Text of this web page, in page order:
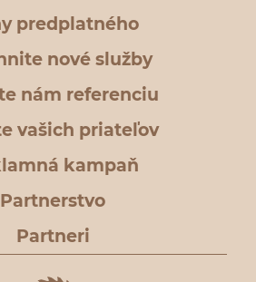
predplatného
nové služby
nám referenciu
vašich priateľov
kampaň
Partnerstvo
Partneri